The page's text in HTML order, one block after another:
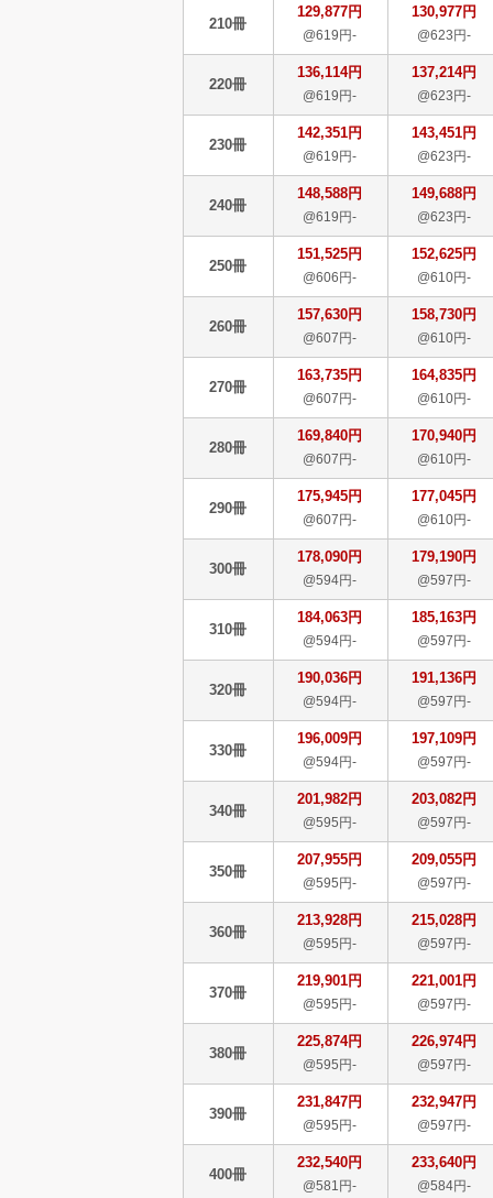
210冊
129,877円
@619円-
130,977円
@623円-
220冊
136,114円
@619円-
137,214円
@623円-
230冊
142,351円
@619円-
143,451円
@623円-
240冊
148,588円
@619円-
149,688円
@623円-
250冊
151,525円
@606円-
152,625円
@610円-
260冊
157,630円
@607円-
158,730円
@610円-
270冊
163,735円
@607円-
164,835円
@610円-
280冊
169,840円
@607円-
170,940円
@610円-
290冊
175,945円
@607円-
177,045円
@610円-
300冊
178,090円
@594円-
179,190円
@597円-
310冊
184,063円
@594円-
185,163円
@597円-
320冊
190,036円
@594円-
191,136円
@597円-
330冊
196,009円
@594円-
197,109円
@597円-
340冊
201,982円
@595円-
203,082円
@597円-
350冊
207,955円
@595円-
209,055円
@597円-
360冊
213,928円
@595円-
215,028円
@597円-
370冊
219,901円
@595円-
221,001円
@597円-
380冊
225,874円
@595円-
226,974円
@597円-
390冊
231,847円
@595円-
232,947円
@597円-
400冊
232,540円
@581円-
233,640円
@584円-